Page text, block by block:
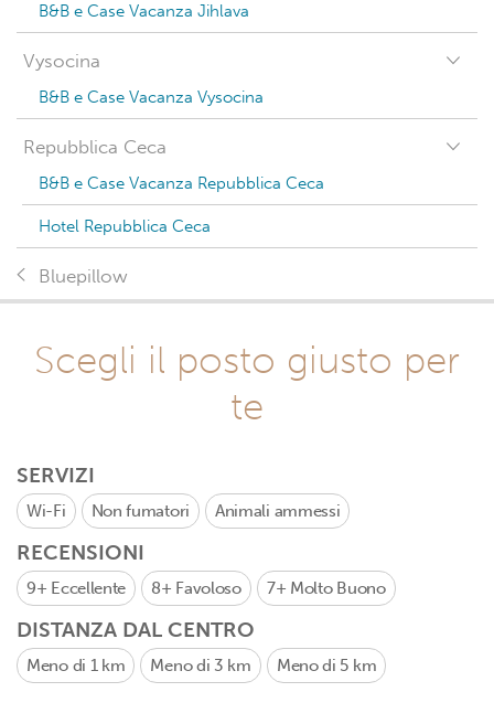
B&B e Case Vacanza Jihlava
Vysocina
B&B e Case Vacanza Vysocina
Repubblica Ceca
B&B e Case Vacanza Repubblica Ceca
Hotel Repubblica Ceca
Bluepillow
Scegli il posto giusto per
te
SERVIZI
Wi-Fi Non fumatori Animali ammessi
RECENSIONI
9+ Eccellente 8+ Favoloso 7+ Molto Buono
DISTANZA DAL CENTRO
Meno di 1 km Meno di 3 km Meno di 5 km